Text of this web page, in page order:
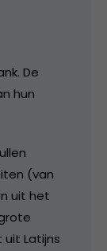
De
hun
(van
uit het
Latijns